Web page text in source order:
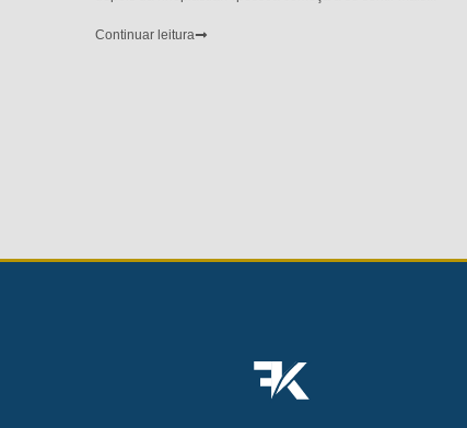
Continuar leitura